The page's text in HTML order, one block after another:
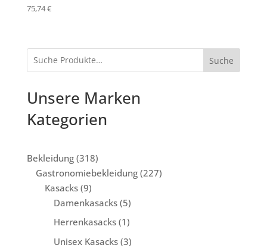
75,74€
Suche
Unsere Marken
Kategorien
Bekleidung 318318
Produkte
Gastronomiebekleidung 227227
Kasacks 99
Produkte
Damenkasacks 55
Produkte
Herrenkasacks 11
Produkt
Unisex Kasacks 33